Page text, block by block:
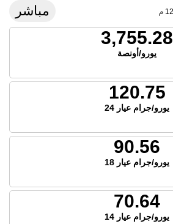
مباشر
3,755.28
يورو/أونصة
120.75
يورو/جرام عيار 24
90.56
يورو/جرام عيار 18
70.64
يورو/جرام عيار 14